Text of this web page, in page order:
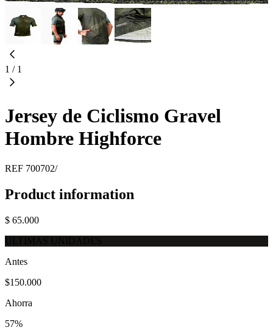
1 / 1
Jersey de Ciclismo Gravel
Hombre Highforce
REF 700702/
Product information
$ 65.000
Antes
$150.000
Ahorra
57%